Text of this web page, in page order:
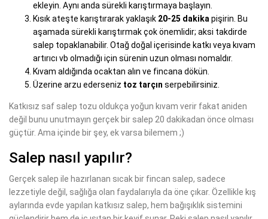
ekleyin. Aynı anda sürekli karıştırmaya başlayın.
Kısık ateşte karıştırarak yaklaşık 20-25 dakikapişirin. Bu
aşamada sürekli karıştırmak çok önemlidir; aksi takdirde
salep topaklanabilir. Otağ doğal içerisinde katkı veya kıvam
artırıcı vb olmadığı için sürenin uzun olması nomaldır.
Kıvam aldığında ocaktan alın ve fincana dökün.
Üzerine arzu ederseniz toz tarçın serpebilirsiniz.
Katkısız saf salep tozu oldukça yoğun kıvam verir fakat aniden
değil bunu unutmayın gerçek bir salep 20 dakikadan önce olması
güçtür. Ama içinde bir şey, ek varsa bilemem ;)
Salep nasıl yapılır?
Gerçek salep ile hazırlanan sıcak bir fincan salep, sadece
lezzetiyle değil, sağlığa olan faydalarıyla da öne çıkar. Özellikle kış
aylarında evde yapılan katkısız salep, hem bağışıklık sistemini